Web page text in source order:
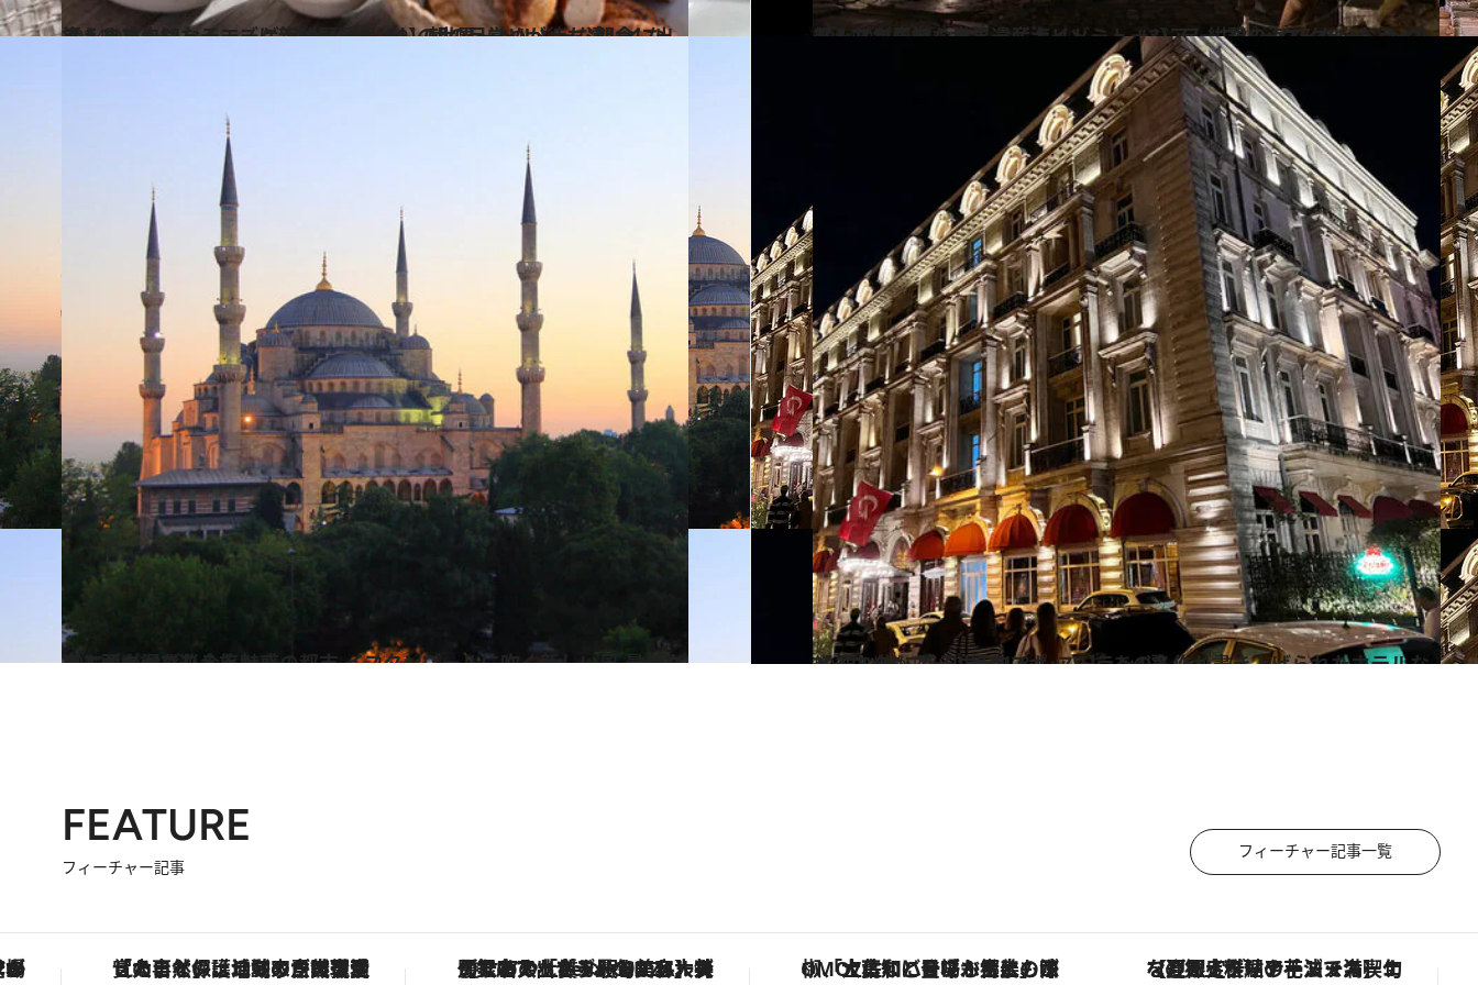
2024.9.14
【トルコ未知なるエーゲ海リゾート #2】朝の目覚めが待ち遠しくなる！フレッシュチーズに新鮮野菜尽くしの世界一ヘルシーな朝食に出逢えます！
旅＆お出かけ 2024.9.14
【トルコ未知なるエーゲ海リゾート #3】テーマパークみたいなライトアップが圧巻！世界遺産ナイトミュージアム紺碧の海でクルージングも！
旅＆お出かけ
2022.10.29
東と西が混ざり合う魅惑の都市 イスタンブールに吹く新しい風 最旬クリエイターを巡る旅へ
旅＆お出かけ 2023.1.15
【イスタンブール最旬スポット】 あの名作が書き上げられたホテルなど 思い出に残るホテル＆レストラン4選
旅＆お出かけ
FEATURE
フィーチャー記事
フィーチャー記事一覧
「大事なのは地域の意識を変えること」。ロレックス賞受賞の自然保護活動家が実現させたナイジェリアの自然環境の復活 【銀座で出合う最旬美容】美髪ケアや上質な眠り…セルフケアのアップデートから、特別な名入れギフトまで。大人のための「ReFa GINZA」クルーズ 「土佐和ハーブかき氷」がOMO7高知に登場！生姜、山椒、大葉など目にも舌にも涼を呼ぶ郷土の味 【夏限定ディナーコース】旬を迎える稚鮎や花ズッキーニなどをイタリア・トスカーナの郷土料理の手法で満喫！